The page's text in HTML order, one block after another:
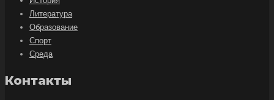
Литература
Образование
Спорт
Среда
Контакты